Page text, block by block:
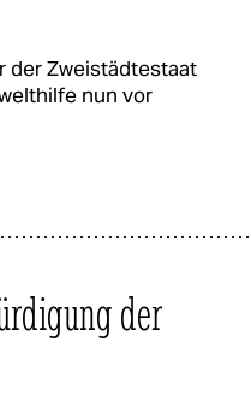
der Zweistädtestaat
nun vor
der